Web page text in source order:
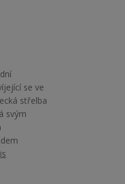
se ve
střelba
svým